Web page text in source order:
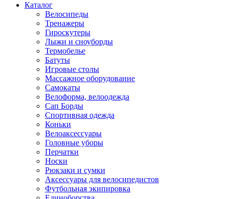
Каталог
Велосипеды
Тренажеры
Гироскутеры
Лыжи и сноуборды
Термобелье
Батуты
Игровые столы
Массажное оборудование
Самокаты
Велоформа, велоодежда
Сап Борды
Спортивная одежда
Коньки
Велоаксессуары
Головные уборы
Перчатки
Носки
Рюкзаки и сумки
Аксессуары для велосипедистов
Футбольная экипировка